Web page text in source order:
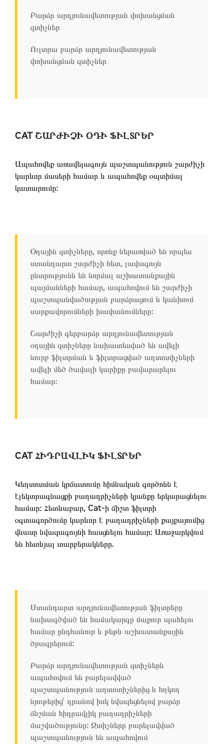
Բարձր արդյունավետության փոխանցման
զտիչներ
Ուլտրա բարձր արդյունավետության
փոխանցման զտիչներ
CAT ՇԱՐԺԻՉԻ ՕԴԻ ՖԻԼՏՐԵՐ
Ապահովեք առավելագույն պաշտպանություն շարժիչի
կարևոր մասերի համար և ապահովեք օպտիմալ
կատարումը:
Օդային զտիչները, որոնք ներառված են որպես
ստանդարտ շարժիչի հետ, լավագույն
ընտրությունն են նորմալ աշխատանքային
պայմանների համար, ապահովում են շարժիչի
պաշտպանվածության բարձրացում և կանխում
սարքավորումների խափանումները:
Շարժիչի գերբարձր արդյունավետության
օդային զտիչները նախատեսված են ավելի
նուրբ ֆիլտրման և ֆիլտրացված աղտոտիչների
ավելի մեծ ծավալի կարիքը բավարարելու
համար:
CAT ՀԻԴՐԱՎԼԻԿ ՖԻԼՏՐԵՐ
Կեղտոտման կրճատումը հիմնական գործոնն է
էլեկտրագնացքի բաղադրիչների կյանքը երկարացնելու
համար: Հետևաբար, Cat-ի ճիշտ ֆիլտրի
օգտագործումը կարևոր է բաղադրիչների քայքայումից
վնասը նվազագույնի հասցնելու համար: Առաջարկվում
են հետևյալ տարբերակները.
Ստանդարտ արդյունավետության ֆիլտրերը
նախագծված են համակարգը մաքուր պահելու
համար ընդհանուր և թեթև աշխատանքային
ծրագրերում:
Բարձր արդյունավետության զտիչներն
ապահովում են բարելավված
պաշտպանություն աղտոտիչներից և հղկող
նյութերից՝ դրանով իսկ նվազեցնելով բարձր
ճնշման հիդրավլիկ բաղադրիչների
մաշվածությունը: Զտիչները բարելավված
պաշտպանություն են ապահովում